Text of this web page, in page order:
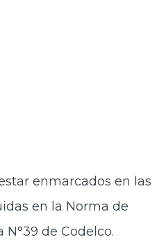
enmarcados en las
en la Norma de
de Codelco.